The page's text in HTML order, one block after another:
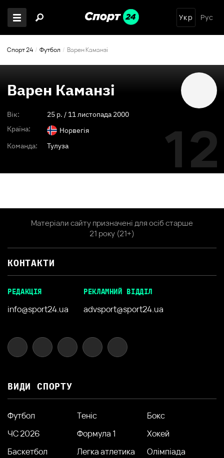
Укр Рус
Спорт 24 Футбол Варен Каманзі
Варен Каманзі
Вік: 25 p. / 11 листопада 2000
Країна:
Норвегія
Команда:
Тулуза 12
Матеріали сайту призначені для осіб старше
21 року (21+)
КОНТАКТИ
РЕДАКЦІЯ
info@sport24.ua
РЕКЛАМНИЙ ВІДДІЛ
advsport@sport24.ua
ВИДИ СПОРТУ
Футбол Теніс
Бокс
ЧС 2026
Формула 1
Хокей
Баскетбол
Легка атлетика
Олімпіада